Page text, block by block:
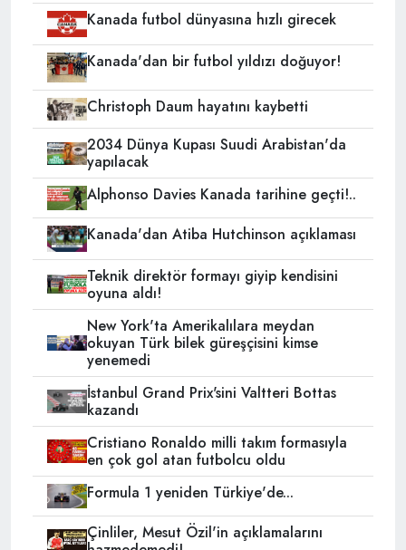
Kanada futbol dünyasına hızlı girecek
Kanada'dan bir futbol yıldızı doğuyor!
Christoph Daum hayatını kaybetti
2034 Dünya Kupası Suudi Arabistan'da
yapılacak
Alphonso Davies Kanada tarihine geçti!..
Kanada'dan Atiba Hutchinson açıklaması
Teknik direktör formayı giyip kendisini
oyuna aldı!
New York'ta Amerikalılara meydan
okuyan Türk bilek güreşçisini kimse
yenemedi
İstanbul Grand Prix'sini Valtteri Bottas
kazandı
Cristiano Ronaldo milli takım formasıyla
en çok gol atan futbolcu oldu
Formula 1 yeniden Türkiye'de...
Çinliler, Mesut Özil'in açıklamalarını